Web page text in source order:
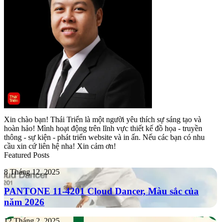
Xin chào bạn! Thái Triển là một người yêu thích sự sáng tạo và
hoàn hảo! Mình hoạt động trên lĩnh vực thiết kế đồ họa - truyền
thông - sự kiện - phát triển website và in ấn. Nếu các bạn có nhu
cầu xin cứ liên hệ nha! Xin cảm ơn!
Featured Posts
PANTONE
11-
4201
Cloud
Dancer,
Màu
8 Tháng 12, 2025
PANTONE 11-4201 Cloud Dancer, Màu sắc của
năm 2026